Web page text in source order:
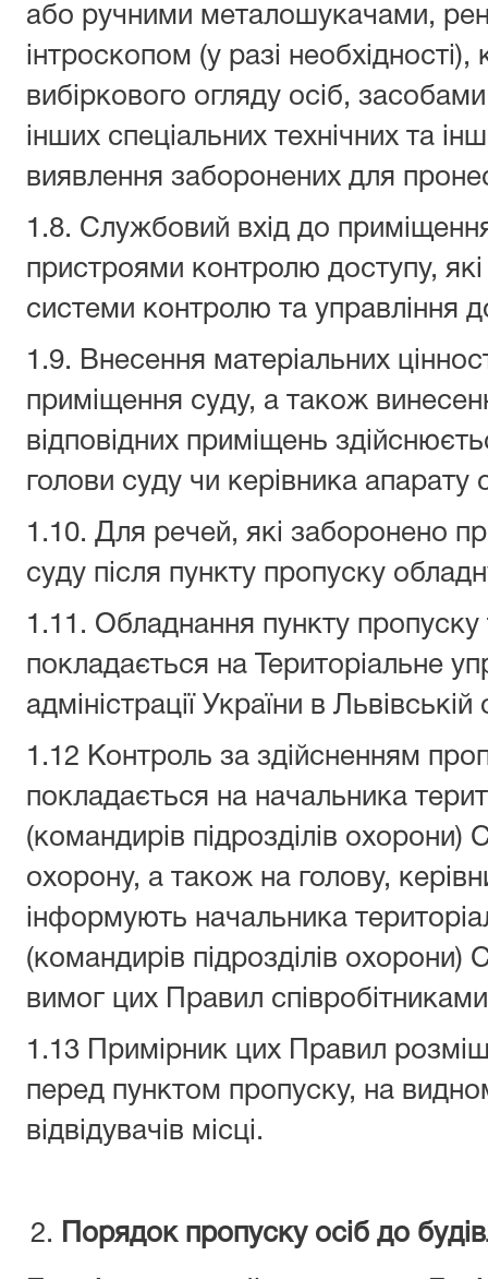
або ручними металошукачами,
інтроскопом (у разі
вибіркового огляду осіб,
інших спеціальних технічних та
виявлення заборонених для
1.8. Службовий вхід до
пристроями контролю доступу,
системи контролю та управління
1.9. Внесення матеріальних
приміщення суду, а також
відповідних приміщень
голови суду чи керівника апарату
1.10. Для речей, які заборонено
суду після пункту пропуску
1.11. Обладнання пункту
покладається на Територіальне
адміністрації України в Львівській
1.12 Контроль за здійсненням
покладається на начальника
(командирів підрозділів
охорону, а також на голову,
інформують начальника
(командирів підрозділів
вимог цих Правил
1.13 Примірник цих Правил
перед пунктом пропуску, на
відвідувачів місці.
Порядок пропуску осіб до